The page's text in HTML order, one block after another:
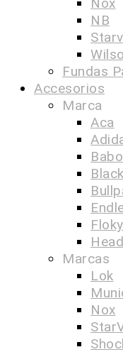
NB
Fundas
Accesorios
Marca
Aca
Floky
Head
Marcas
Lok
Nox